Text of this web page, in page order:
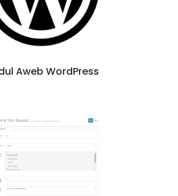
Aweb WordPress